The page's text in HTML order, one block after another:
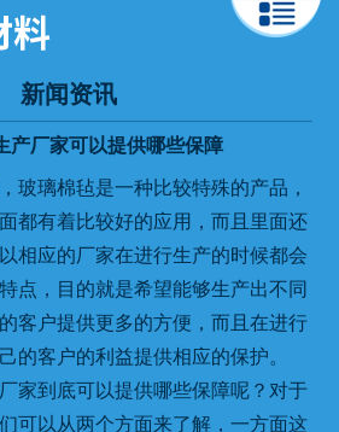
新闻资讯
产厂家可以提供哪些保障
璃棉毡是一种比较特殊的产品，
都有着比较好的应用，而且里面还
相应的厂家在进行生产的时候都会
点，目的就是希望能够生产出不同
客户提供更多的方便，而且在进行
的客户的利益提供相应的保护。
到底可以提供哪些保障呢？对于
可以从两个方面来了解，一方面这